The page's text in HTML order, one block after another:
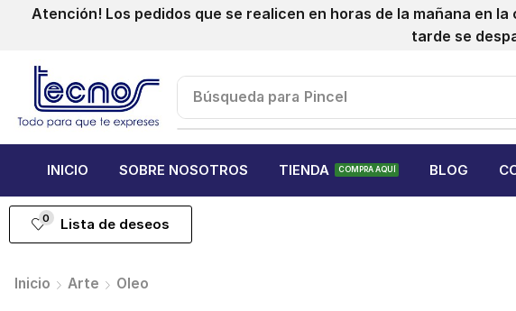
Atención! Los pedidos que se realicen en horas de la mañana en
tarde se
Búsqueda para Pincel
INICIO SOBRE NOSOTROS TIENDA COMPRA AQUÍ BLOG
0 Lista de deseos
Inicio Arte Oleo